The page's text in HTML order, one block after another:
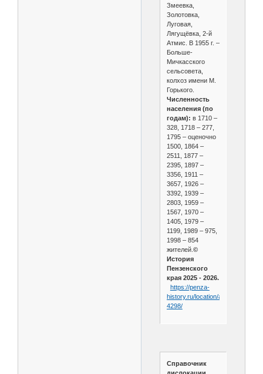
Змеевка,
Золотовка,
Луговая,
Лягущёвка, 2-й
Атмис. В 1955 г. –
Больше-
Мичкасского
сельсовета,
колхоз имени М.
Горького.
Численность
населения (по
годам): в 1710 –
328, 1718 – 277,
1795 – оценочно
1500, 1864 –
2511, 1877 –
2395, 1897 –
3356, 1911 –
3657, 1926 –
3392, 1939 –
2803, 1959 –
1567, 1970 –
1405, 1979 –
1199, 1989 – 975,
1998 – 854
жителей. ©
История
Пензенского
края 2025 - 2026.
https://penza-
history.ru/location/atmis-
4298/
Справочник